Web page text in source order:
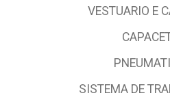
VESTUARIO E
SISTEMA DE